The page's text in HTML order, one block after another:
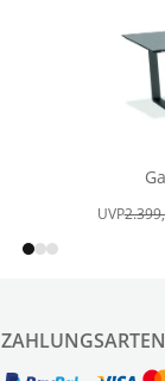
ZAHLUNGSARTEN